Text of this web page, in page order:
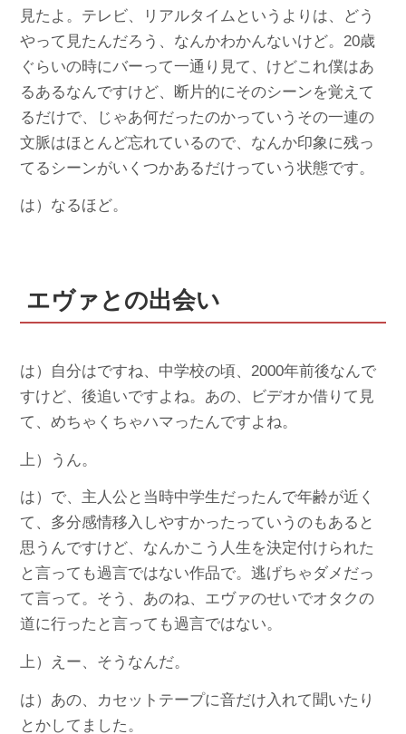
見たよ。テレビ、リアルタイムというよりは、どう
やって見たんだろう、なんかわかんないけど。20歳
ぐらいの時にバーって一通り見て、けどこれ僕はあ
るあるなんですけど、断片的にそのシーンを覚えて
るだけで、じゃあ何だったのかっていうその一連の
文脈はほとんど忘れているので、なんか印象に残っ
てるシーンがいくつかあるだけっていう状態です。
は）なるほど。
エヴァとの出会い
は）自分はですね、中学校の頃、2000年前後なんで
すけど、後追いですよね。あの、ビデオか借りて見
て、めちゃくちゃハマったんですよね。
上）うん。
は）で、主人公と当時中学生だったんで年齢が近く
て、多分感情移入しやすかったっていうのもあると
思うんですけど、なんかこう人生を決定付けられた
と言っても過言ではない作品で。逃げちゃダメだっ
て言って。そう、あのね、エヴァのせいでオタクの
道に行ったと言っても過言ではない。
上）えー、そうなんだ。
は）あの、カセットテープに音だけ入れて聞いたり
とかしてました。